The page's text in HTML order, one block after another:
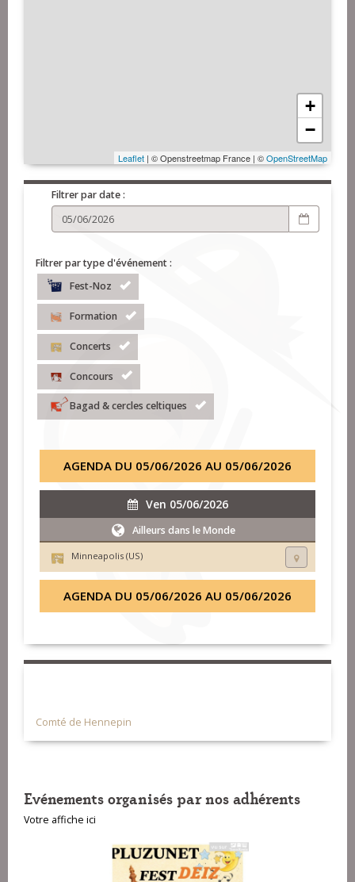
+
−
Leaflet | © Openstreetmap France | ©OpenStreetMap
Filtrer par date :
Filtrer par type d'événement :
Fest-Noz
Formation
Concerts
Concours
Bagad & cercles celtiques
AGENDA DU 05/06/2026 AU 05/06/2026
Ven 05/06/2026
Ailleurs dans le Monde
Minneapolis (US)
AGENDA DU 05/06/2026 AU 05/06/2026
Comté de Hennepin
Evénements organisés par nos adhérents
Votre affiche ici